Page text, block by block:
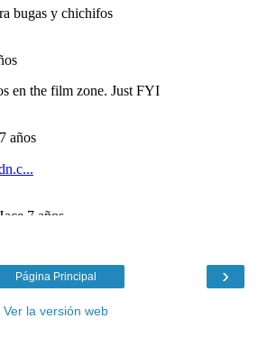
›
Página Principal
Ver la versión web